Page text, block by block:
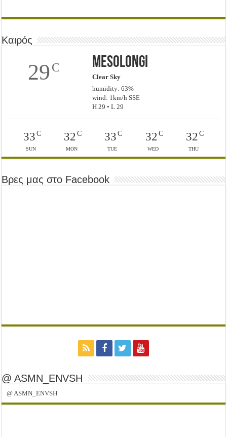
Καιρός
29C Mesolongi
Clear Sky
humidity: 63%
wind: 1km/h SSE
H 29 • L 29
33C
SUN
32C
MON
33 C
TUE
32C
WED
32C
THU
Βρες μας στο Facebook
@ ASMN_ENVSH
@ ASMN_ENVSH